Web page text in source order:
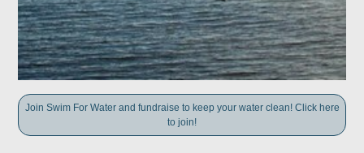
Join Swim For Water and fundraise to keep your water clean! Click here
to join!